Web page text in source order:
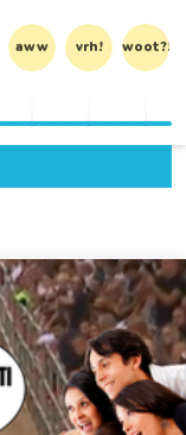
aww vrh! woot?!